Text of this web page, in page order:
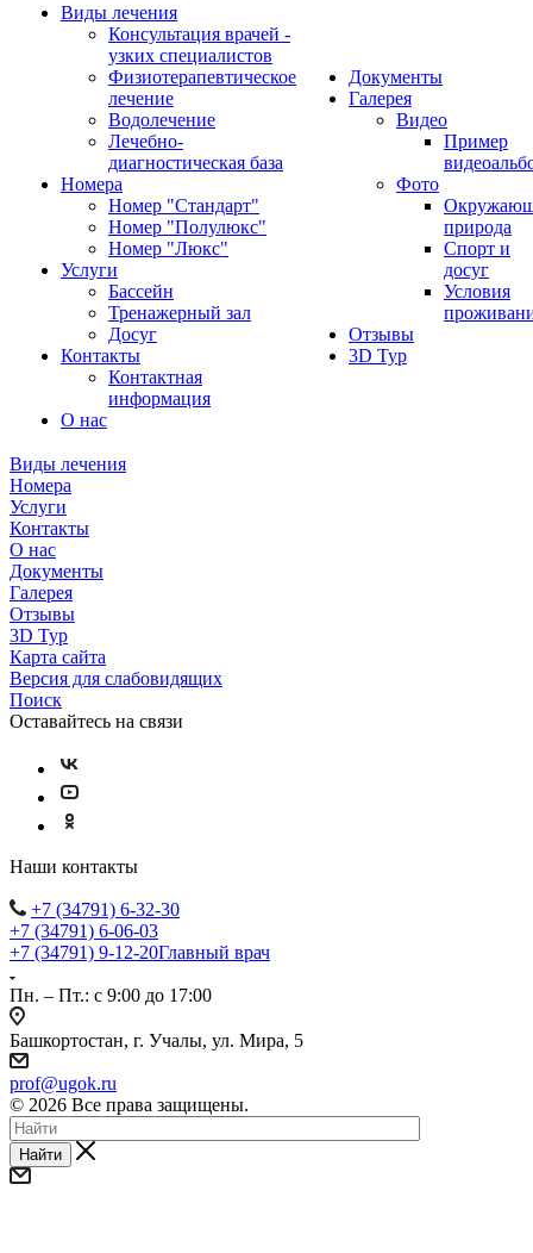
Виды лечения
Консультация врачей -
узких специалистов
Физиотерапевтическое
лечение
Водолечение
Лечебно-
диагностическая база
Номера
Номер "Стандарт"
Номер "Полулюкс"
Номер "Люкс"
Услуги
Бассейн
Тренажерный зал
Досуг
Контакты
Контактная
информация
О нас
Документы
Галерея
Видео
Пример
Фото
природа
Спорт и
досуг
Условия
Отзывы
3D Тур
Виды лечения
Номера
Услуги
Контакты
О нас
Документы
Галерея
Отзывы
3D Тур
Карта сайта
Версия для слабовидящих
Поиск
Оставайтесь на связи
Наши контакты
+7 (34791) 6-32-30
+7 (34791) 6-06-03
+7 (34791) 9-12-20Главный врач
Пн. – Пт.: с 9:00 до 17:00
Башкортостан, г. Учалы, ул. Мира, 5
prof@ugok.ru
© 2026 Все права защищены.
Найти